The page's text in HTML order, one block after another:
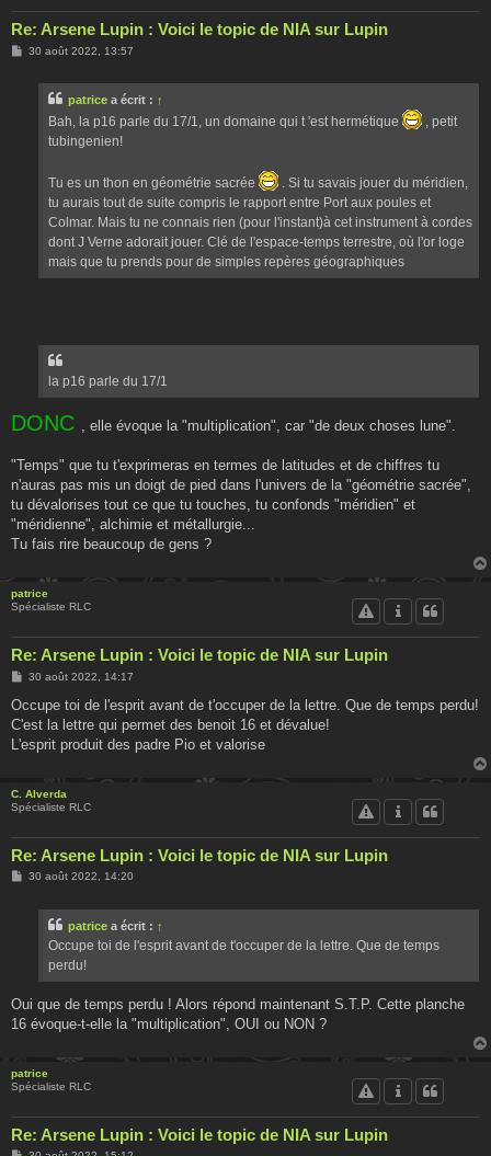
Re: Arsene Lupin : Voici le topic de NIA sur Lupin
M30 août 2022, 13:57
patrice a écrit : ↑
Bah, la p16 parle du 17/1, un domaine qui t 'est hermétique
, petit
tubingenien!
Tu es un thon en géométrie sacrée
. Si tu savais jouer du méridien,
tu aurais tout de suite compris le rapport entre Port aux poules et
Colmar. Mais tu ne connais rien (pour l'instant)à cet instrument à cordes
dont J Verne adorait jouer. Clé de l'espace-temps terrestre, où l'or loge
mais que tu prends pour de simples repères géographiques
la p16 parle du 17/1
DONC , elle évoque la "multiplication", car "de deux choses lune".
"Temps" que tu t'exprimeras en termes de latitudes et de chiffres tu
n'auras pas mis un doigt de pied dans l'univers de la "géométrie sacrée",
tu dévalorises tout ce que tu touches, tu confonds "méridien" et
"méridienne", alchimie et métallurgie...
Tu fais rire beaucoup de gens ?
patrice
Spécialiste RLC
Re: Arsene Lupin : Voici le topic de NIA sur Lupin
M
s
a
g
30 août 2022, 14:17
Occupe toi de l'esprit avant de t'occuper de la lettre. Que de temps perdu!
C'est la lettre qui permet des benoit 16 et dévalue!
L'esprit produit des padre Pio et valorise
C. Alverda
Spécialiste RLC
Re: Arsene Lupin : Voici le topic de NIA sur Lupin
M30 août 2022, 14:20
patrice a écrit : ↑
Occupe toi de l'esprit avant de t'occuper de la lettre. Que de temps
perdu!
Oui que de temps perdu ! Alors répond maintenant S.T.P. Cette planche
16 évoque-t-elle la "multiplication", OUI ou NON ?
patrice
Spécialiste RLC
Re: Arsene Lupin : Voici le topic de NIA sur Lupin